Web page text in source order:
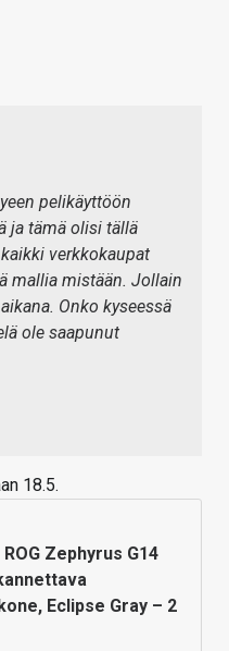
pelikäyttöön
ja tämä olisi tällä
verkkokaupat
mallia mistään. Jollain
Onko kyseessä
ole saapunut
18.5.
Zephyrus G14
Eclipse Gray – 2